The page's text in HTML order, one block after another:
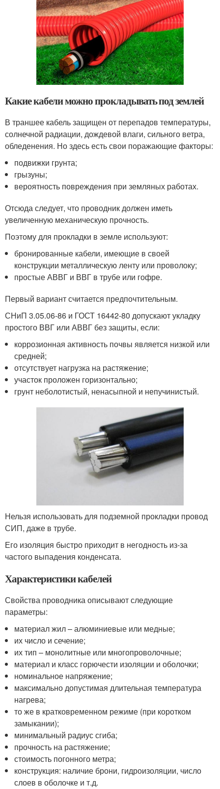
Какие кабели можно прокладывать под землей
В траншее кабель защищен от перепадов температуры,
солнечной радиации, дождевой влаги, сильного ветра,
обледенения. Но здесь есть свои поражающие факторы:
подвижки грунта;
грызуны;
вероятность повреждения при земляных работах.
Отсюда следует, что проводник должен иметь
увеличенную механическую прочность.
Поэтому для прокладки в земле используют:
бронированные кабели, имеющие в своей
конструкции металлическую ленту или проволоку;
простые АВВГ и ВВГ в трубе или гофре.
Первый вариант считается предпочтительным.
СНиП 3.05.06-86 и ГОСТ 16442-80 допускают укладку
простого ВВГ или АВВГ без защиты, если:
коррозионная активность почвы является низкой или
средней;
отсутствует нагрузка на растяжение;
участок проложен горизонтально;
грунт неболотистый, ненасыпной и непучинистый.
Нельзя использовать для подземной прокладки провод
СИП, даже в трубе.
Его изоляция быстро приходит в негодность из-за
частого выпадения конденсата.
Характеристики кабелей
Свойства проводника описывают следующие
параметры:
материал жил – алюминиевые или медные;
их число и сечение;
их тип – монолитные или многопроволочные;
материал и класс горючести изоляции и оболочки;
номинальное напряжение;
максимально допустимая длительная температура
нагрева;
то же в кратковременном режиме (при коротком
замыкании);
минимальный радиус сгиба;
прочность на растяжение;
стоимость погонного метра;
конструкция: наличие брони, гидроизоляции, число
слоев в оболочке и т.д.